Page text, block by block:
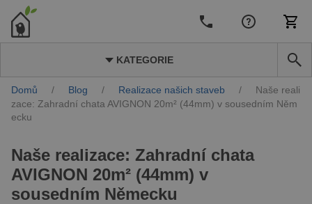
KATEGORIE
Domů / Blog / Realizace našich staveb /
Naše reali
zace: Zahradní chata AVIGNON 20m² (44mm) v sousedním Něm
ecku
Naše realizace: Zahradní chata
AVIGNON 20m² (44mm) v
sousedním Německu